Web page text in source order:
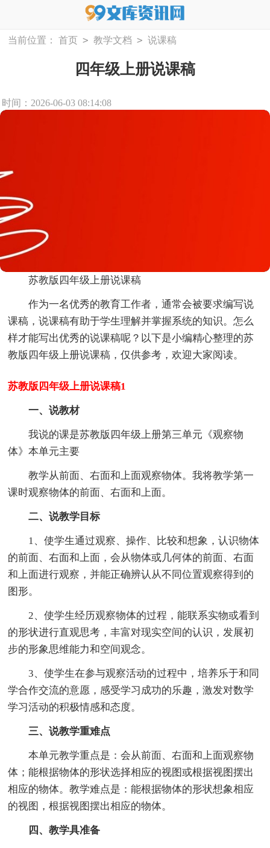
当前位置： 首页 > 教学文档 > 说课稿
四年级上册说课稿
时间：2026-06-03 08:14:08
苏教版四年级上册说课稿
作为一名优秀的教育工作者，通常会被要求编写说
课稿，说课稿有助于学生理解并掌握系统的知识。怎么
样才能写出优秀的说课稿呢？以下是小编精心整理的苏
教版四年级上册说课稿，仅供参考，欢迎大家阅读。
苏教版四年级上册说课稿1
一、说教材
我说的课是苏教版四年级上册第三单元《观察物
体》本单元主要
教学从前面、右面和上面观察物体。我将教学第一
课时观察物体的前面、右面和上面。
二、说教学目标
1、使学生通过观察、操作、比较和想象，认识物体
的前面、右面和上面，会从物体或几何体的前面、右面
和上面进行观察，并能正确辨认从不同位置观察得到的
图形。
2、使学生经历观察物体的过程，能联系实物或看到
的形状进行直观思考，丰富对现实空间的认识，发展初
步的形象思维能力和空间观念。
3、使学生在参与观察活动的过程中，培养乐于和同
学合作交流的意愿，感受学习成功的乐趣，激发对数学
学习活动的积极情感和态度。
三、说教学重难点
本单元教学重点是：会从前面、右面和上面观察物
体；能根据物体的形状选择相应的视图或根据视图摆出
相应的物体。教学难点是：能根据物体的形状想象相应
的视图，根据视图摆出相应的物体。
四、教学具准备